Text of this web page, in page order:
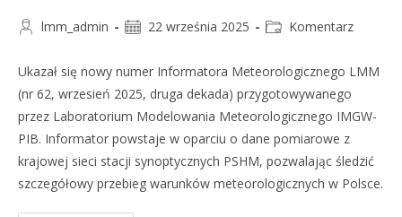
lmm_admin 22 września 2025 Komentarz
Ukazał się nowy numer Informatora Meteorologicznego LMM
(nr 62, wrzesień 2025, druga dekada) przygotowywanego
przez Laboratorium Modelowania Meteorologicznego IMGW-
PIB. Informator powstaje w oparciu o dane pomiarowe z
krajowej sieci stacji synoptycznych PSHM, pozwalając śledzić
szczegółowy przebieg warunków meteorologicznych w Polsce.